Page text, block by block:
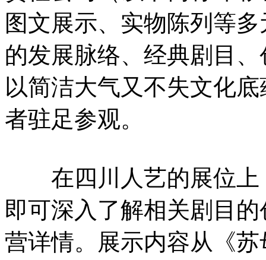
图文展示、实物陈列等
的发展脉络、经典剧目
以简洁大气又不失文化
者驻足参观。
在四川人艺的展位上
即可深入了解相关剧目
营详情。展示内容从《